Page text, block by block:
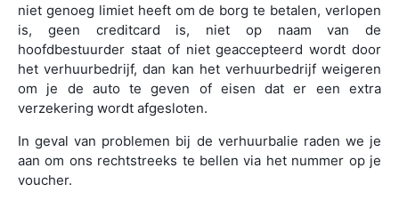
niet genoeg limiet heeft om de borg te betalen, verlopen
is, geen creditcard is, niet op naam van de
hoofdbestuurder staat of niet geaccepteerd wordt door
het verhuurbedrijf, dan kan het verhuurbedrijf weigeren
om je de auto te geven of eisen dat er een extra
verzekering wordt afgesloten.
In geval van problemen bij de verhuurbalie raden we je
aan om ons rechtstreeks te bellen via het nummer op je
voucher.